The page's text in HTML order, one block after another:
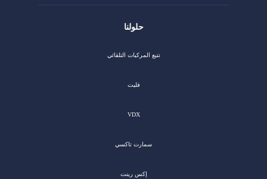
حلولنا
تتبع المركبات التلقائي
فليت
VDX
سمارت تاكسي
إكس رينت